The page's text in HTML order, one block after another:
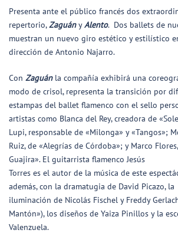
Presenta ante el público francés dos
repertorio,ZaguányAlento. Dos ballets de
muestran un nuevo giro estético y estilístico
dirección de Antonio Najarro.
Con Zaguánla compañía exhibirá una
modo de crisol, representa la transición por
estampas del ballet flamenco con el sello
artistas como Blanca del Rey, creadora de
Lupi, responsable de «Milonga» y «Tangos»;
Ruiz,de «Alegrías de Córdoba»; y Marco Flores,
Guajira». El guitarrista flamenco Jesús
Torres es el autor de la música de este
además, con la dramatugia de David Picazo, la
iluminación de Nicolás Fischel y Freddy
Mantón»), los diseños de Yaiza Pinillos y la
Valenzuela.